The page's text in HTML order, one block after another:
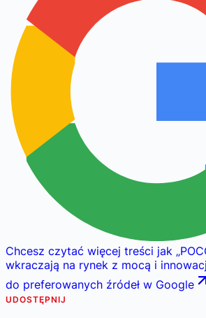
Chcesz czytać więcej treści jak „
wkraczają na rynek z mocą i
do preferowanych źródeł w Google
UDOSTĘPNIJ